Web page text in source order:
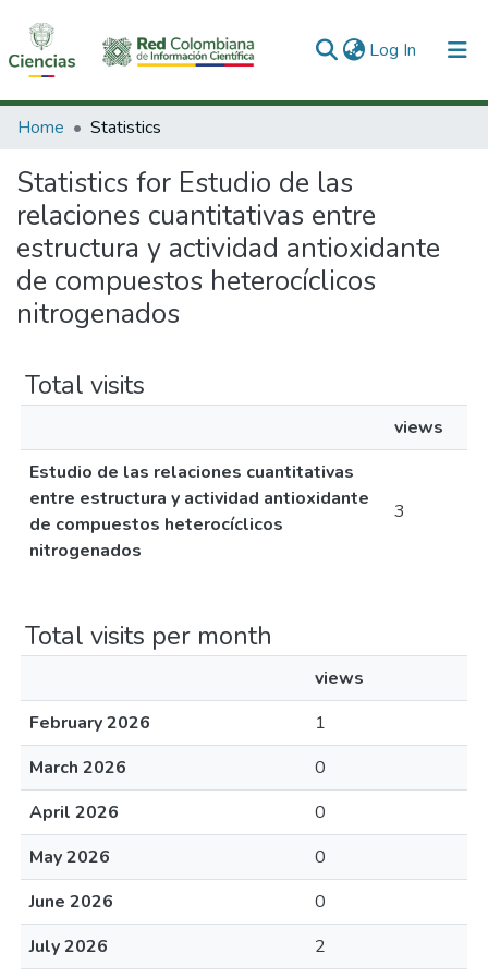
Log In (current)
Communities & Collections
All of DSpace
Home Statistics
Statistics for Estudio de las
relaciones cuantitativas entre
estructura y actividad antioxidante
de compuestos heterocíclicos
nitrogenados
Total visits
views
Estudio de las relaciones cuantitativas
entre estructura y actividad antioxidante
de compuestos heterocíclicos
nitrogenados
3
Total visits per month
views
February 2026
1
March 2026
0
April 2026
0
May 2026
0
June 2026
0
July 2026
2